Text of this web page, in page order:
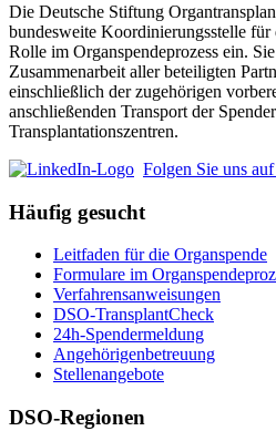
Die Deutsche Stiftung
bundesweite Koordinierungsstelle für
Rolle im Organspendeprozess ein.
Zusammenarbeit aller beteiligten
einschließlich der zugehörigen
anschließenden Transport der
Transplantationszentren.
Folgen Sie uns
Häufig gesucht
Leitfaden für die Organspende
Formulare im
Verfahrensanweisungen
DSO-TransplantCheck
24h-Spendermeldung
Angehörigenbetreuung
Stellenangebote
DSO-Regionen